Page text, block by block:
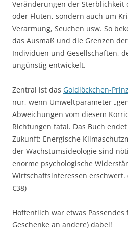
Veränderungen der Sterblichkeit
oder Fluten, sondern auch um
Verarmung, Seuchen usw. So
das Ausmaß und die Grenzen
Individuen und Gesellschaften,
ungünstig entwickelt.
Zentral ist das Goldlöckchen-
nur, wenn Umweltparameter
Abweichungen vom diesem
Richtungen fatal. Das Buch
Zukunft: Energische
der Wachstumsideologie sind
enorme psychologische
Wirtschaftsinteressen erschwert.
€38)
Hoffentlich war etwas
Geschenke an andere) dabei!